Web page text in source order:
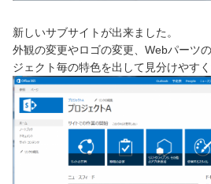
新しいサブサイトが出来ました。
外観の変更やロゴの変更、Webパーツ
ジェクト毎の特色を出して見分けやす